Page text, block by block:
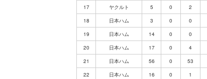
17
ヤクルト 5 0 2
18
日本ハム 3 0 0
19
日本ハム 14 0 0
20
日本ハム 17 0 4
21
日本ハム 56 0 53
22
日本ハム 16 0 1